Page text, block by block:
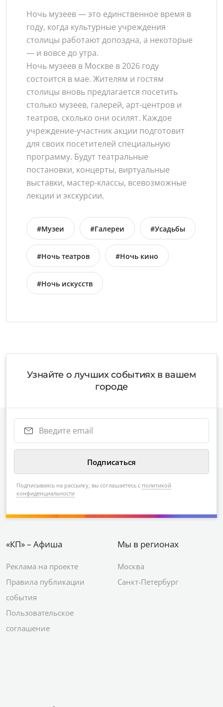
Ночь музеев — это единственное время в
году, когда культурные учреждения
столицы работают допоздна, а некоторые
— и вовсе до утра.
Ночь музеев в Москве в 2026 году
состоится в мае. Жителям и гостям
столицы вновь предлагается посетить
столько музеев, галерей, арт-центров и
театров, сколько они осилят. Каждое
учреждение-участник акции подготовит
для своих посетителей специальную
программу. Будут театральные
постановки, концерты, виртуальные
выставки, мастер-классы, всевозможные
лекции и экскурсии.
#Музеи #Галереи #Усадьбы
#Ночь театров #Ночь кино
#Ночь искусств
Узнайте о лучших событиях в вашем
городе
Подписываясь на рассылку, вы соглашаетесь с политикой
конфиденциальности
«КП» – Афиша
Реклама на проекте
Правила публикации
события
Пользовательское
соглашение
Мы в регионах
Москва
Санкт-Петербург